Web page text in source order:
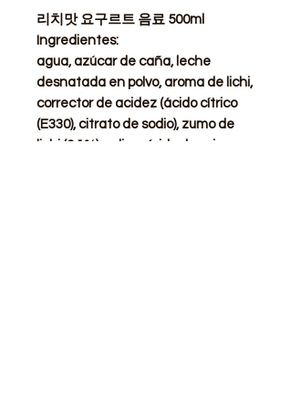
리치맛 요구르트 음료 500ml
Ingredientes:
agua, azúcar de caña, leche
desnatada en polvo, aroma de lichi,
corrector de acidez (ácido cítrico
(E330), citrato de sodio), zumo de
lichi (0,1%), polisacárido de soja,